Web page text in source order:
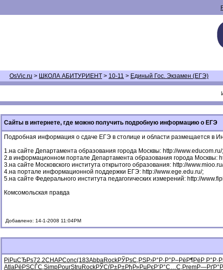
OsVic.ru > ШКОЛА АБИТУРИЕНТ > 10-11 > Единый Гос. Экзамен (ЕГЭ)
Сайты в интернете, где можно получить подробную информацию о ЕГЭ
Подробная информация о сдаче ЕГЭ в столице и области размещается в
1.на сайте Департамента образования города Москвы: http://www.educom.ru/;
2.в информационном портале Департамента образования города Москвы:
3.на сайте Московского института открытого образования: http://
4.на портале информационной поддержки ЕГЭ: http://www.ege.edu.ru/;
5.на сайте Федерального института педагогических измерений: http://
Комсомольская правда
Добавлено: 14-1-2008 11:04PM
РіРµСЂРѕ72.2CHAPConc(183AbbaRockРЎРѕС‚РЅР›Р°Р·Р° Р–РёР¶Рё Р
AtlaРёРЅСЃС‚SimpPourStru RockРЎСѓР±Р±РђР»РµРєР‘Р°С…С‚ Prem